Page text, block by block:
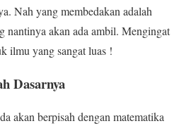
Nah yang membedakan adalah
nantinya akan ada ambil. Mengingat
ilmu yang sangat luas !
Dasarnya
akan berpisah dengan matematika